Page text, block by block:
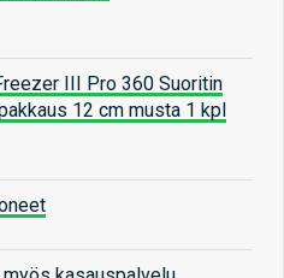
III Pro 360 Suoritin
12 cm musta 1 kpl